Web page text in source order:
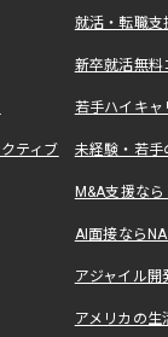
就活・転職
新卒就活無料
若手ハイキ
ティブ 未経験・若手
M&A支援な
AI面接なら
アジャイル
アメリカの